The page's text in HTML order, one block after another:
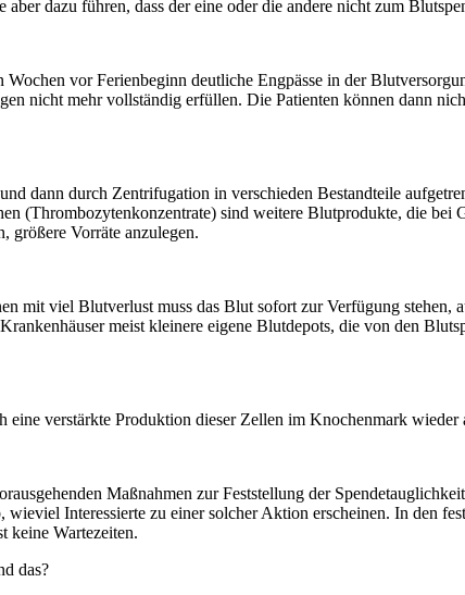
dazu führen, dass der eine oder die andere nicht zum
vor Ferienbeginn deutliche Engpässe in der
nicht mehr vollständig erfüllen. Die Patienten können dann
dann durch Zentrifugation in verschieden Bestandteile
(Thrombozytenkonzentrate) sind weitere Blutprodukte, die bei
größere Vorräte anzulegen.
mit viel Blutverlust muss das Blut sofort zur Verfügung stehen,
meist kleinere eigene Blutdepots, die von den
verstärkte Produktion dieser Zellen im Knochenmark wieder
Maßnahmen zur Feststellung der
Interessierte zu einer solcher Aktion erscheinen. In den
keine Wartezeiten.
das?